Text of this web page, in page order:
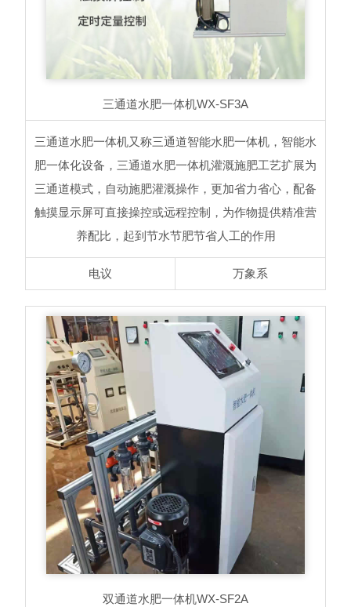
三通道水肥一体机WX-SF3A
三通道水肥一体机又称三通道智能水肥一体机，智能水
肥一体化设备，三通道水肥一体机灌溉施肥工艺扩展为
三通道模式，自动施肥灌溉操作，更加省力省心，配备
触摸显示屏可直接操控或远程控制，为作物提供精准营
养配比，起到节水节肥节省人工的作用
电议 万象系
双通道水肥一体机WX-SF2A